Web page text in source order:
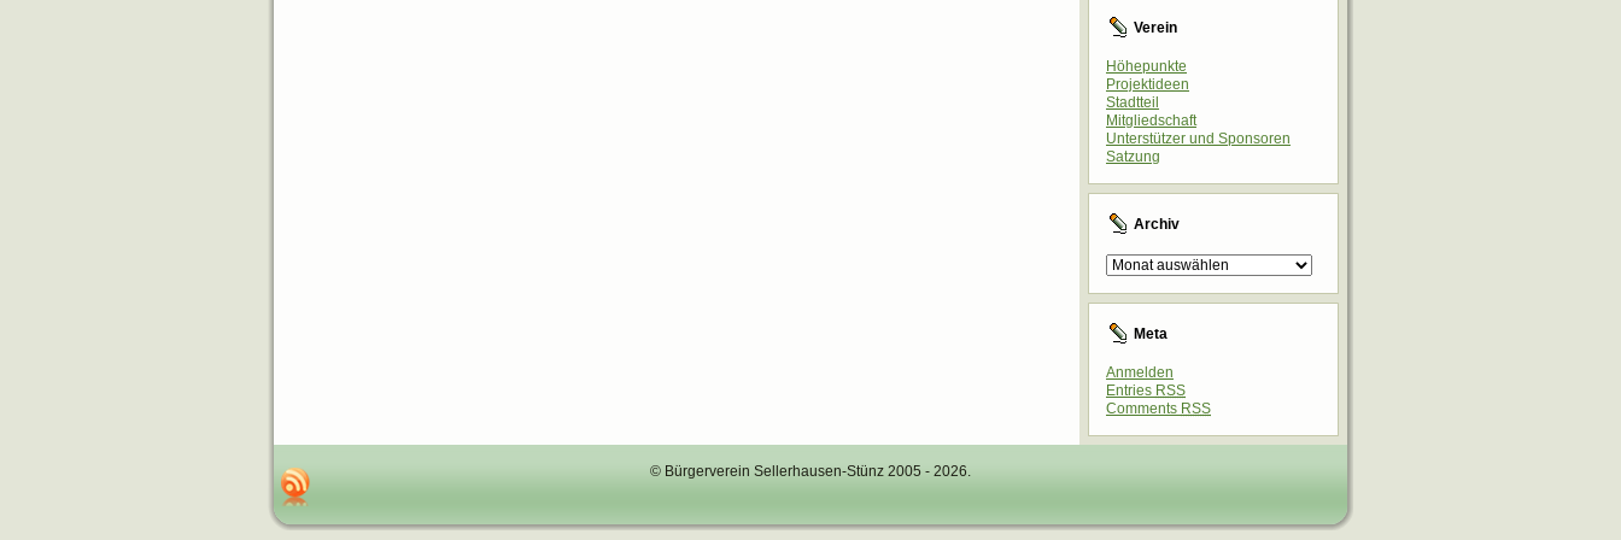
Verein
Höhepunkte
Projektideen
Stadtteil
Mitgliedschaft
Unterstützer und Sponsoren
Satzung
Archiv
Archiv
Meta
Anmelden
Entries RSS
Comments RSS
© Bürgerverein Sellerhausen-Stünz 2005 - 2026.